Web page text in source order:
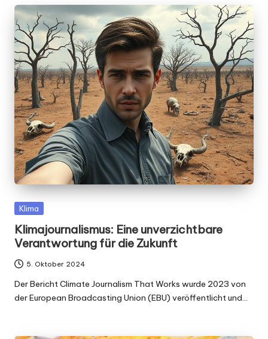
Posted
Klima
Klimajournalismus: Eine unverzichtbare
Verantwortung für die Zukunft
5. Oktober 2024
Der Bericht Climate Journalism That Works wurde 2023 von
der European Broadcasting Union (EBU) veröffentlicht und…